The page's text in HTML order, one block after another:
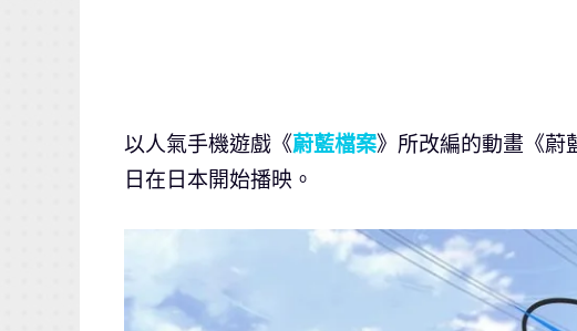
以人氣手機遊戲《蔚藍檔案》所改編的動畫《
日在日本開始播映。